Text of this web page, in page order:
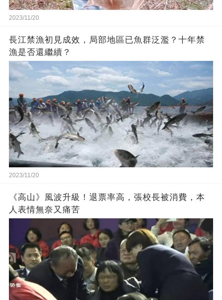
2023/11/20
長江禁漁初見成效，局部地區已魚群泛濫？十年禁
漁是否還繼續？
2023/11/20
《高山》風波升級！退票率高，張校長被消費，本
人表情無奈又痛苦